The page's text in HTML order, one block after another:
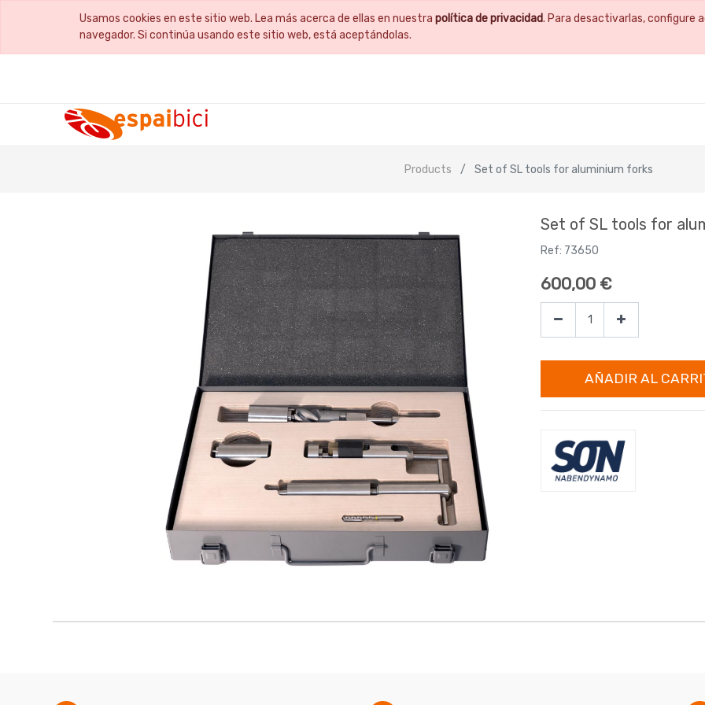
Usamos cookies en este sitio web. Lea más acerca de ellas en nuestrapolítica de privacidad. Para desactivarlas, configure
navegador. Si continúa usando este sitio web, está aceptándolas.
Products Set of SL tools for aluminium forks
Set of SL tools for
Ref: 73650
600,00 €
AÑADIR AL